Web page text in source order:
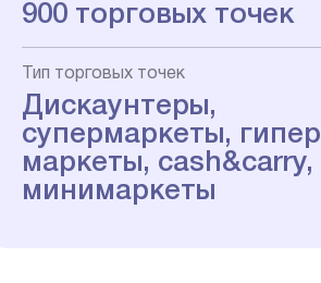
900 торговых точек
Тип торговых точек
Дискаунтеры,
супермаркеты, гипер
маркеты, cash&carry,
минимаркеты